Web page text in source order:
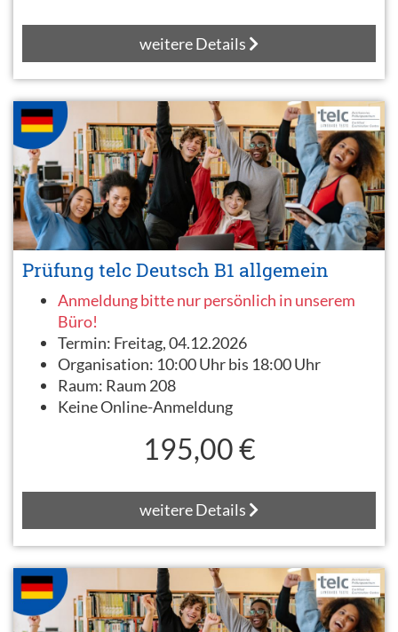
weitere Details
Prüfung telc Deutsch B1 allgemein
Anmeldung bitte nur persönlich in unserem
Büro!
Termin: Freitag, 04.12.2026
Organisation: 10:00 Uhr bis 18:00 Uhr
Raum: Raum 208
Keine Online-Anmeldung
195,00 €
weitere Details